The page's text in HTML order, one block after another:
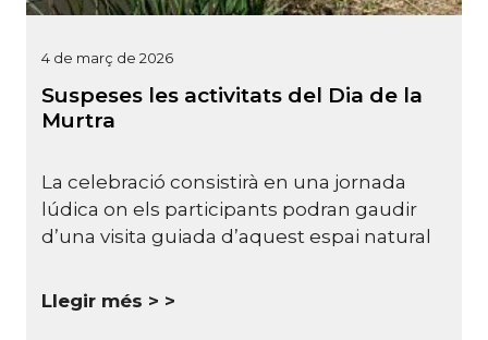
4 de març de 2026
Suspeses les activitats del Dia de la
Murtra
La celebració consistirà en una jornada
lúdica on els participants podran gaudir
d’una visita guiada d’aquest espai natural
Llegir més >